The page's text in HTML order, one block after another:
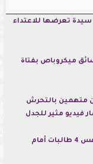
تعرضها للاعتداء
ميكروباص بفتاة
متهمين بالتحرش
فيديو مثير للجدل
النيابة تقرر حبس طالب دهس 4 طالبات أمام